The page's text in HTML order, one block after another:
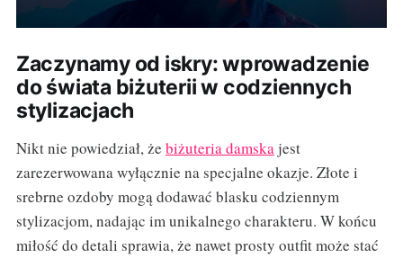
Zaczynamy od iskry: wprowadzenie
do świata biżuterii w codziennych
stylizacjach
Nikt nie powiedział, że biżuteria damskajest
zarezerwowana wyłącznie na specjalne okazje. Złote i
srebrne ozdoby mogą dodawać blasku codziennym
stylizacjom, nadając im unikalnego charakteru. W końcu
miłość do detali sprawia, że nawet prosty outfit może stać